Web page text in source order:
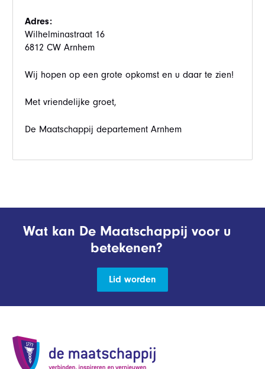
Adres:
Wilhelminastraat 16
6812 CW Arnhem
Wij hopen op een grote opkomst en u daar te zien!
Met vriendelijke groet,
De Maatschappij departement Arnhem
Wat kan De Maatschappij voor u
betekenen?
Lid worden